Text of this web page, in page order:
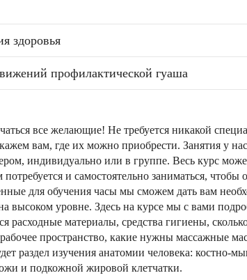
здоровья
профилактической гуаша
все желающие! Не требуется никакой
вам, где их можно приобрести. Занятия у
индивидуально или в группе. Весь курс
и самостоятельно заниматься,
для обучения часы мы сможем дать вам
высоком уровне. Здесь на курсе мы с вами
расходные материалы, средства гигиены,
пространство, какие нужны массажные
раздел изучения анатомии человека: костно-
и подкожной жировой клетчатки.